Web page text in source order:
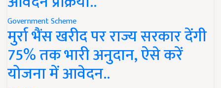
Government Scheme
मुर्रा भैंस खरीद पर राज्य सरकार देंगी
75% तक भारी अनुदान, ऐसे करें
योजना में आवेदन..